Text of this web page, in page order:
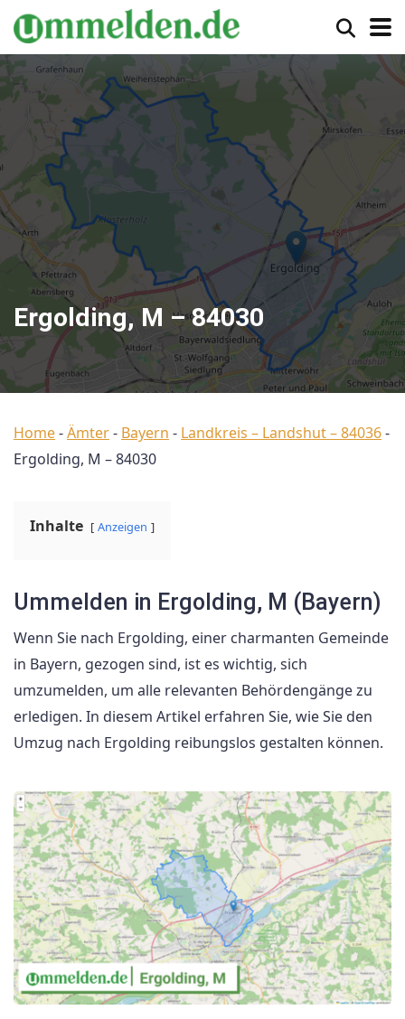
Ergolding, M – 84030
Home-Ämter- Bayern - Landkreis – Landshut – 84036-
Ergolding, M – 84030
Inhalte Anzeigen
Ummelden in Ergolding, M (Bayern)
Wenn Sie nach Ergolding, einer charmanten Gemeinde
in Bayern, gezogen sind, ist es wichtig, sich
umzumelden, um alle relevanten Behördengänge zu
erledigen. In diesem Artikel erfahren Sie, wie Sie den
Umzug nach Ergolding reibungslos gestalten können.